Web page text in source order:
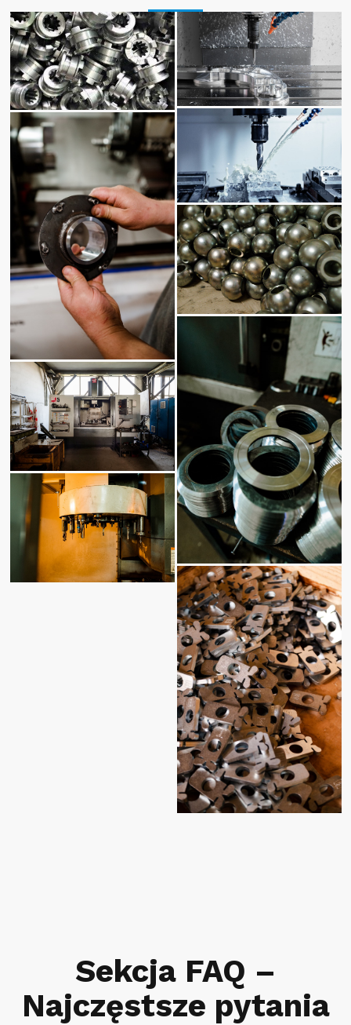
Sekcja FAQ –
Najczęstsze pytania